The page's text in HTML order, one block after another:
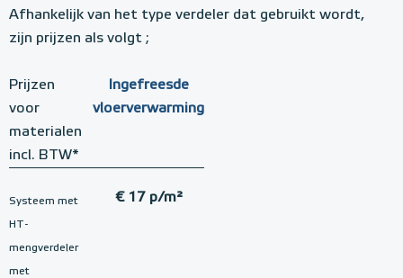
Afhankelijk van het type verdeler dat gebruikt wordt,
zijn prijzen als volgt ;
Prijzen
voor
materialen
incl. BTW*
Ingefreesde
vloerverwarming
Systeem met
HT-
mengverdeler
met
€ 17 p/m²